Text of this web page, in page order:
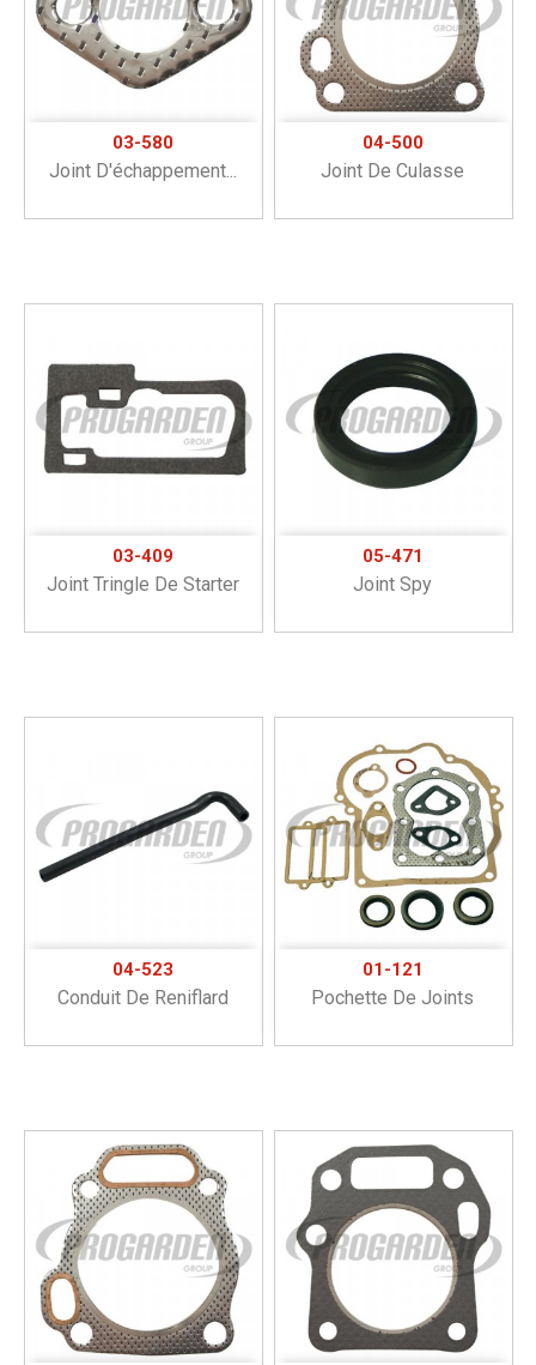
03-580
Joint D'échappement...
04-500
Joint De Culasse
03-409
Joint Tringle De Starter
05-471
Joint Spy
04-523
Conduit De Reniflard
01-121
Pochette De Joints